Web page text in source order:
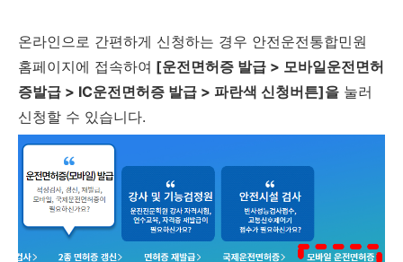
온라인으로 간편하게 신청하는 경우 안전운전통합민원
홈페이지에 접속하여 [운전면허증 발급 > 모바일운전면허
증발급 > IC운전면허증 발급 > 파란색 신청버튼]을 눌러
신청할 수 있습니다.